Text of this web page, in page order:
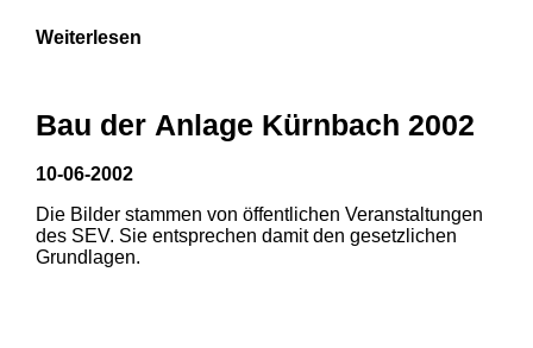
Weiterlesen
Bau der Anlage Kürnbach 2002
10-06-2002
Die Bilder stammen von öffentlichen Veranstaltungen
des SEV. Sie entsprechen damit den gesetzlichen
Grundlagen.